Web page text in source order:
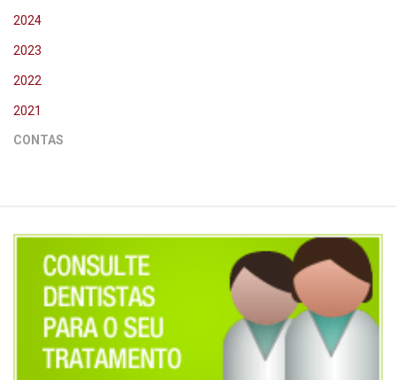
2024
2023
2022
2021
CONTAS